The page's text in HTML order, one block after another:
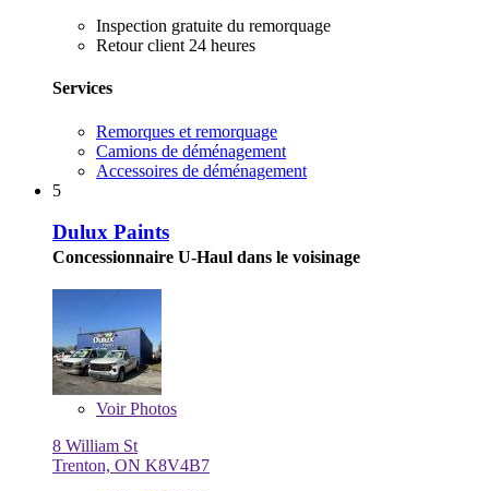
Inspection gratuite du remorquage
Retour client 24 heures
Services
Remorques et remorquage
Camions de déménagement
Accessoires de déménagement
5
Dulux Paints
Concessionnaire U-Haul dans le voisinage
VoirPhotos
8 William St
Trenton, ON K8V4B7